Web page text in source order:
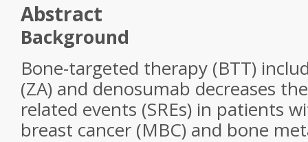
Abstract
Background
Bone-targeted therapy (BTT)
(ZA) and denosumab decreases
related events (SREs) in patients
breast cancer (MBC) and bone